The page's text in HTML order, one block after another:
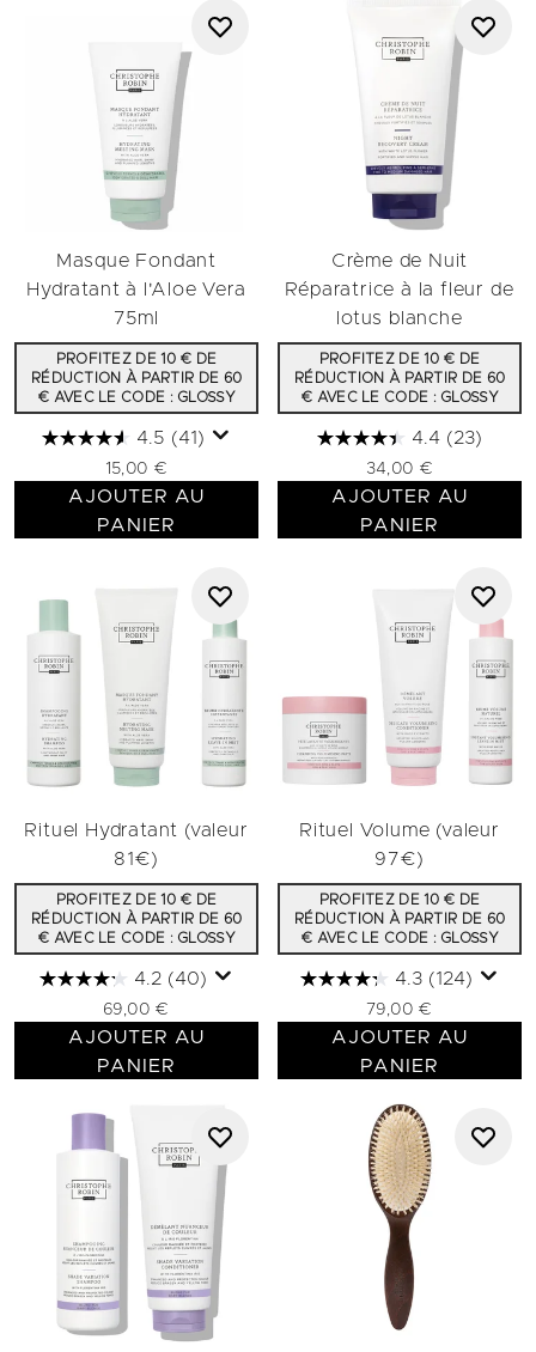
Masque Fondant
Hydratant à l'Aloe Vera
75ml
PROFITEZ DE 10 € DE
RÉDUCTION À PARTIR DE 60
€ AVEC LE CODE : GLOSSY
4.5 (41)
15,00 €
AJOUTER AU
PANIER
Crème de Nuit
Réparatrice à la fleur de
lotus blanche
PROFITEZ DE 10 € DE
RÉDUCTION À PARTIR DE 60
€ AVEC LE CODE : GLOSSY
4.4 (23)
34,00 €
AJOUTER AU
PANIER
Rituel Hydratant (valeur
81€)
PROFITEZ DE 10 € DE
RÉDUCTION À PARTIR DE 60
€ AVEC LE CODE : GLOSSY
4.2 (40)
69,00 €
AJOUTER AU
PANIER
Rituel Volume (valeur
97€)
PROFITEZ DE 10 € DE
RÉDUCTION À PARTIR DE 60
€ AVEC LE CODE : GLOSSY
4.3 (124)
79,00 €
AJOUTER AU
PANIER